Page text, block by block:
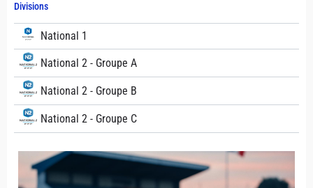
Divisions
National 1
National 2 - Groupe A
National 2 - Groupe B
National 2 - Groupe C